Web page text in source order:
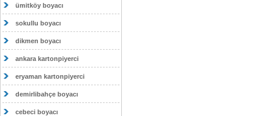
ümitköy boyacı
sokullu boyacı
dikmen boyacı
ankara kartonpiyerci
eryaman kartonpiyerci
demirlibahçe boyacı
cebeci boyacı